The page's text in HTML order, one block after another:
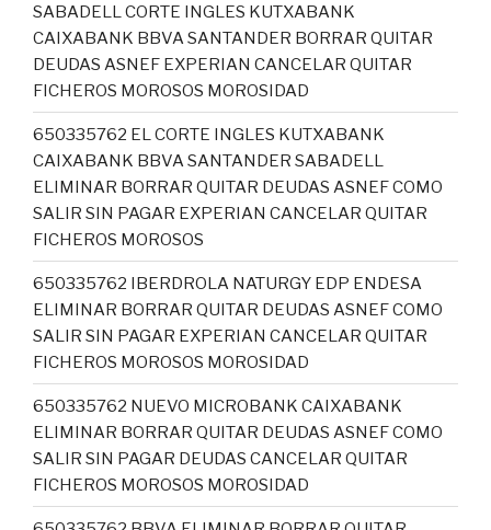
SABADELL CORTE INGLES KUTXABANK
CAIXABANK BBVA SANTANDER BORRAR QUITAR
DEUDAS ASNEF EXPERIAN CANCELAR QUITAR
FICHEROS MOROSOS MOROSIDAD
650335762 EL CORTE INGLES KUTXABANK
CAIXABANK BBVA SANTANDER SABADELL
ELIMINAR BORRAR QUITAR DEUDAS ASNEF COMO
SALIR SIN PAGAR EXPERIAN CANCELAR QUITAR
FICHEROS MOROSOS
650335762 IBERDROLA NATURGY EDP ENDESA
ELIMINAR BORRAR QUITAR DEUDAS ASNEF COMO
SALIR SIN PAGAR EXPERIAN CANCELAR QUITAR
FICHEROS MOROSOS MOROSIDAD
650335762 NUEVO MICROBANK CAIXABANK
ELIMINAR BORRAR QUITAR DEUDAS ASNEF COMO
SALIR SIN PAGAR DEUDAS CANCELAR QUITAR
FICHEROS MOROSOS MOROSIDAD